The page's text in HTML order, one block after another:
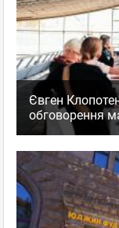
Євген
обговорення